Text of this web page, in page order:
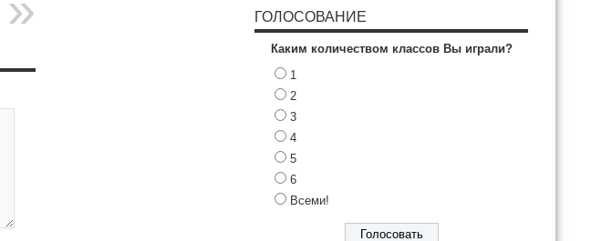
ГОЛОСОВАНИЕ
Каким количеством классов Вы играли?
1
2
3
4
5
6
Всеми!